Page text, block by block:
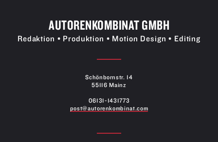
AUTORENKOMBINAT GMBH
Redaktion • Produktion • Motion Design • Editing
Schönbornstr. 14
55116 Mainz
06131-1431773
post@autorenkombinat.com